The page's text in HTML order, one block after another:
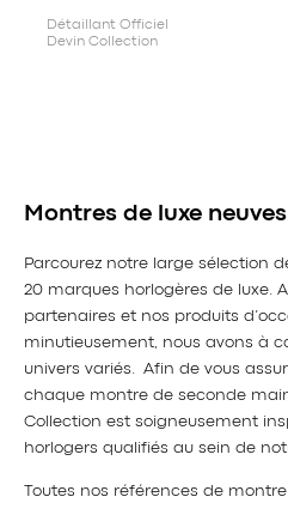
Détaillant Officiel
Devin Collection
Montres de luxe neuves
Parcourez notre large sélection
20 marques horlogères de luxe.
partenaires et nos produits
minutieusement, nous avons à
univers variés. Afin de vous
chaque montre de seconde
Collection est soigneusement
horlogers qualifiés au sein de
Toutes nos références de